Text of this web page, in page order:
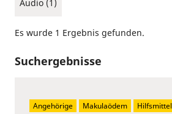
Audio (1)
Es wurde 1 Ergebnis gefunden.
Suchergebnisse
Angehörige Makulaödem Hilfsmittel